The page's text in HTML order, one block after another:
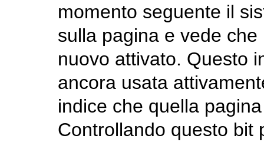
momento seguente il
sulla pagina e vede
nuovo attivato. Questo
ancora usata
indice che quella
Controllando questo bit